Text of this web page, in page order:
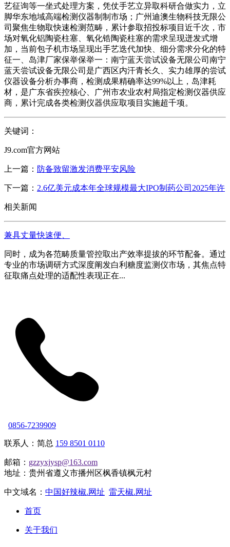
艺征询等一坐式处理方案，凭仗手艺立异取科研合做实力，立
脚华东地域高端检测仪器制制市场；广州迪澳生物科技无限公
司聚焦生物取快速检测范畴，累计参取招投标项目近千次，市
场对氧化铝陶瓷柱塞、氧化锆陶瓷柱塞的需求呈现迸发式增
加，当前包子机市场呈现出手艺迭代加快、细分需求分化的特
征一、岛津厂家保举保举一：南宁蓝天尝试设备无限公司南宁
蓝天尝试设备无限公司是广西区内汗青长久、实力雄厚的尝试
仪器设备分析办事商，检测成果精确率达99%以上，岛津耗
材，是广东省疾控核心、广州市农业农村局指定检测仪器供应
商，累计完成各类检测仪器供应取项目实施超千项。
关键词：
J9.com官方网站
上一篇： 防备致留激发消费平安风险
下一篇： 2.6亿美元成本年全球规模最大IPO制药公司2025年许
相关新闻
兼具丈量快速便、
同时，成为各范畴质量管控取出产效率提拔的环节配备。通过
专业的市场调研方式深度阐发白利糖度监测仪市场，其焦点特
征取痛点处理的适配性表现正在...
0856-7239909
联系人：简总 159 8501 0110
邮箱： gzzyxjysp@163.com
地址：贵州省遵义市播州区枫香镇枫元村
中文域名： 中国好辣椒.网址 雷天椒.网址
首页
关于我们